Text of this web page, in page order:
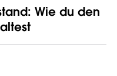
Wie du den